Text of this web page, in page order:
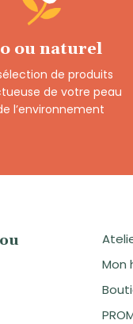
ou naturel
de produits
de votre peau
l’environnement
Mon